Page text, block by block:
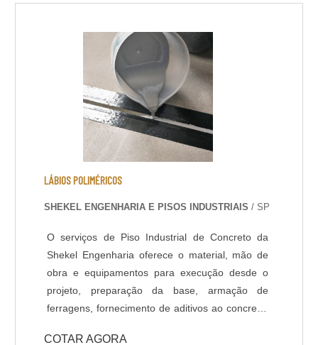
rápida a partir de 8 horas; - Isento de solventes;
- Alta durabilidade e resistência UV. - Alta
resistência mecânica e a choque térmico; -
Resistência à abrasão; - Baixo odor e baixo
VOC; - Acabamento liso e antiderrapante; -
Temperatura de operação entre -30 °C e +95 °C;
- Atende a norma LEED.
LÁBIOS POLIMÉRICOS
SHEKEL ENGENHARIA E PISOS INDUSTRIAIS / SP
O serviços de Piso Industrial de Concreto da
Shekel Engenharia oferece o material, mão de
obra e equipamentos para execução desde o
projeto, preparação da base, armação de
ferragens, fornecimento de aditivos ao concreto,
COTAR AGORA